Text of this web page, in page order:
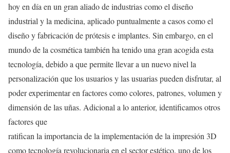
hoy en día en un gran aliado de industrias como el diseño
industrial y la medicina, aplicado puntualmente a casos como el
diseño y fabricación de prótesis e implantes. Sin embargo, en el
mundo de la cosmética también ha tenido una gran acogida esta
tecnología, debido a que permite llevar a un nuevo nivel la
personalización que los usuarios y las usuarias pueden disfrutar, al
poder experimentar en factores como colores, patrones, volumen y
dimensión de las uñas. Adicional a lo anterior, identificamos otros
factores que
ratifican la importancia de la implementación de la impresión 3D
como tecnología revolucionaria en el sector estético, uno de los